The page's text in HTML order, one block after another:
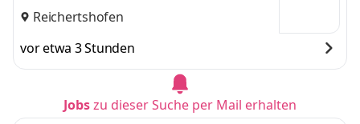
Reichertshofen
vor etwa 3 Stunden
Jobszu dieser Suche per Mail erhalten